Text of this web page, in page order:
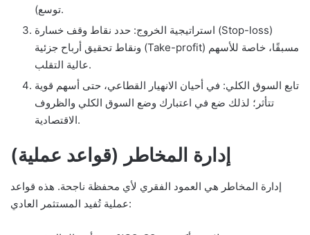
توسع).
استراتيجية الخروج: حدد نقاط وقف خسارة (Stop-loss)
ونقاط تحقيق أرباح جزئية (Take-profit) مسبقًا، خاصة للأسهم
عالية التقلب.
تابع السوق الكلي: في أحيان الانهيار القطاعي، حتى أسهم قوية
تتأثر؛ لذلك ضع في اعتبارك وضع السوق الكلي والظروف
الاقتصادية.
إدارة المخاطر (قواعد عملية)
إدارة المخاطر هي العمود الفقري لأي محفظة ناجحة. هذه قواعد
عملية تُفيد المستثمر العادي: